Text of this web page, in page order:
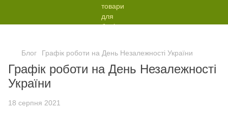
Блог Графік роботи на День Незалежності України
Графік роботи на День Незалежності
України
18 серпня 2021